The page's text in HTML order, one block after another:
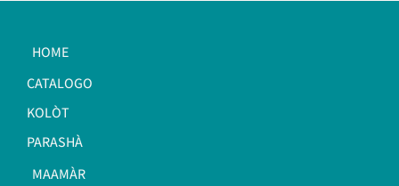
HOME
CATALOGO
KOLÒT
PARASHÀ
MAAMÀR